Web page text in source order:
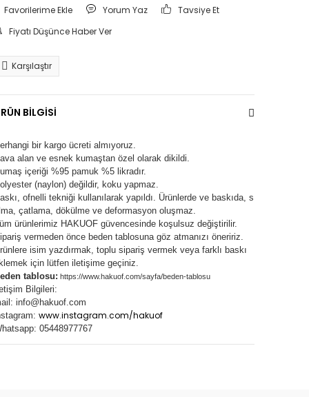
Yorum Yaz
Tavsiye Et
Fiyatı Düşünce Haber Ver
Karşılaştır
BİLGİSİ
bir kargo ücreti almıyoruz.
alan ve esnek kumaştan özel olarak dikildi.
içeriği %95 pamuk %5 likradır.
(naylon) değildir, koku yapmaz.
ofnelli tekniği kullanılarak yapıldı. Ürünlerde ve baskıda, s
çatlama, dökülme ve deformasyon oluşmaz.
ürünlerimiz HAKUOF güvencesinde koşulsuz değiştirilir.
vermeden önce beden tablosuna göz atmanızı öneririz.
isim yazdırmak, toplu sipariş vermek veya farklı baskı
için lütfen iletişime geçiniz.
tablosu: https://www.hakuof.com/sayfa/beden-tablosu
Bilgileri:
info@hakuof.com
www.instagram.com/hakuof
05448977767